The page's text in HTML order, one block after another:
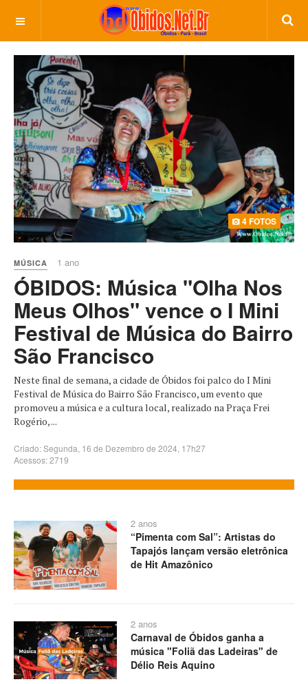
4 FOTOS
MÚSICA 1 ano
ÓBIDOS: Música "Olha Nos
Meus Olhos" vence o I Mini
Festival de Música do Bairro
São Francisco
Neste final de semana, a cidade de Óbidos foi palco do I Mini
Festival de Música do Bairro São Francisco, um evento que
promoveu a música e a cultura local, realizado na Praça Frei
Rogério, ...
Criado: Segunda, 16 de Dezembro de 2024, 17h27
Acessos: 2719
2 anos
“Pimenta com Sal”: Artistas do
Tapajós lançam versão eletrônica
de Hit Amazônico
2 anos
Carnaval de Óbidos ganha a
música "Foliã das Ladeiras" de
Délio Reis Aquino